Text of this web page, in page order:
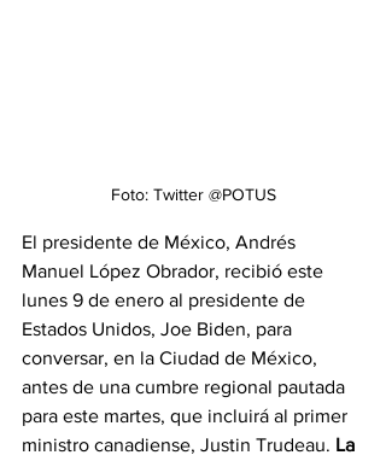
Foto: Twitter @POTUS
El presidente de México, Andrés
Manuel López Obrador, recibió este
lunes 9 de enero al presidente de
Estados Unidos, Joe Biden, para
conversar, en la Ciudad de México,
antes de una cumbre regional pautada
para este martes, que incluirá al primer
ministro canadiense, Justin Trudeau. La